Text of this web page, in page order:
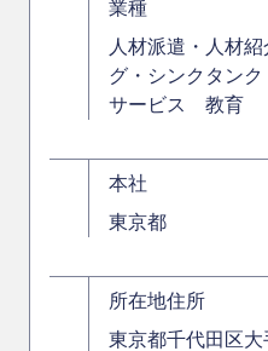
業種
人材派遣・人材
グ・シンクタン
サービス 教育
本社
東京都
所在地住所
東京都千代田区大